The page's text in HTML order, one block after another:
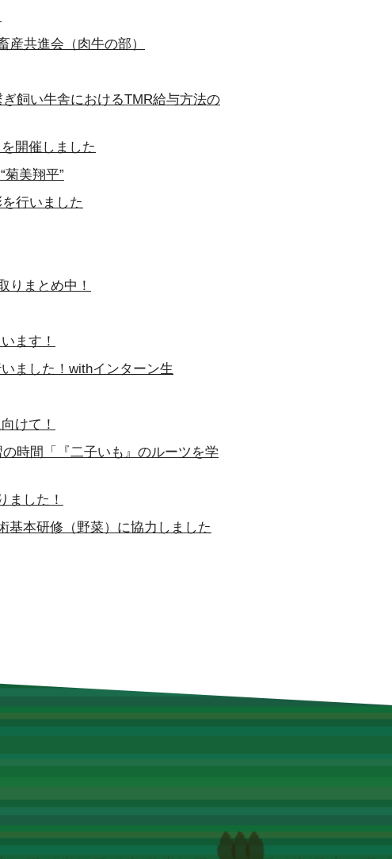
共進会（肉牛の部）
飼い牛舎におけるTMR給与方法の
開催しました
美翔平”
行いました
りまとめ中！
ます！
ました！withインターン生
けて！
時間「『二子いも』のルーツを学
ました！
基本研修（野菜）に協力しました